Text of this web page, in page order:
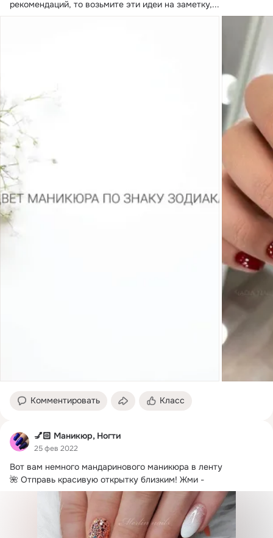
рекомендаций, то возьмите эти идеи на заметку,...
Комментировать Класс
💅🏻 Маникюр, Ногти
25 фев 2022
Вот вам немного мандаринового маникюра в ленту
🌺 Отправь красивую открытку близким! Жми -